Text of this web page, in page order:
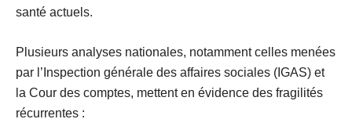
santé actuels.
Plusieurs analyses nationales, notamment celles menées
par l’Inspection générale des affaires sociales (IGAS) et
la Cour des comptes, mettent en évidence des fragilités
récurrentes :